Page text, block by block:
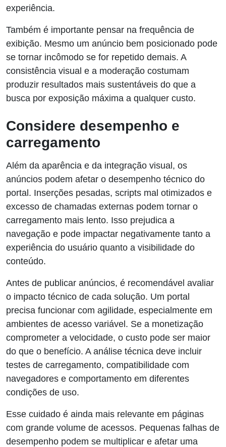
experiência.
Também é importante pensar na frequência de
exibição. Mesmo um anúncio bem posicionado pode
se tornar incômodo se for repetido demais. A
consistência visual e a moderação costumam
produzir resultados mais sustentáveis do que a
busca por exposição máxima a qualquer custo.
Considere desempenho e
carregamento
Além da aparência e da integração visual, os
anúncios podem afetar o desempenho técnico do
portal. Inserções pesadas, scripts mal otimizados e
excesso de chamadas externas podem tornar o
carregamento mais lento. Isso prejudica a
navegação e pode impactar negativamente tanto a
experiência do usuário quanto a visibilidade do
conteúdo.
Antes de publicar anúncios, é recomendável avaliar
o impacto técnico de cada solução. Um portal
precisa funcionar com agilidade, especialmente em
ambientes de acesso variável. Se a monetização
comprometer a velocidade, o custo pode ser maior
do que o benefício. A análise técnica deve incluir
testes de carregamento, compatibilidade com
navegadores e comportamento em diferentes
condições de uso.
Esse cuidado é ainda mais relevante em páginas
com grande volume de acessos. Pequenas falhas de
desempenho podem se multiplicar e afetar uma